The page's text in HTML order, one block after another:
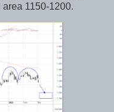
1150-1200.